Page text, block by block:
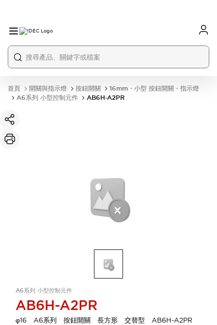
首頁 開關與指示燈 按鈕開關
16mm・小型 按鈕開關・指示燈
A6系列 小型控制元件
AB6H-A2PR
A6系列 小型控制元件
AB6H-A2PR
φ16 A6系列 按鈕開關 長方形 交替型 AB6H-A2PR